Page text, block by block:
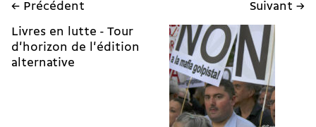
← Précédent
Livres en lutte - Tour
d'horizon de l'édition
alternative
Suivant →